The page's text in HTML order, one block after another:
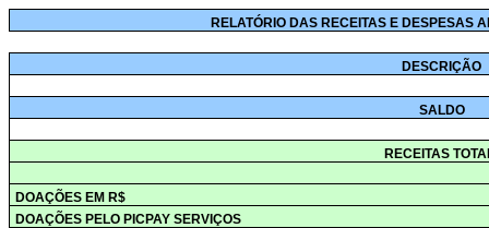
RELATÓRIO DAS RECEITAS E DESPESAS
DESCRIÇÃO
SALDO
RECEITAS
DOAÇÕES EM R$
DOAÇÕES PELO PICPAY SERVIÇOS